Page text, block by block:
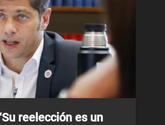
reelección es un